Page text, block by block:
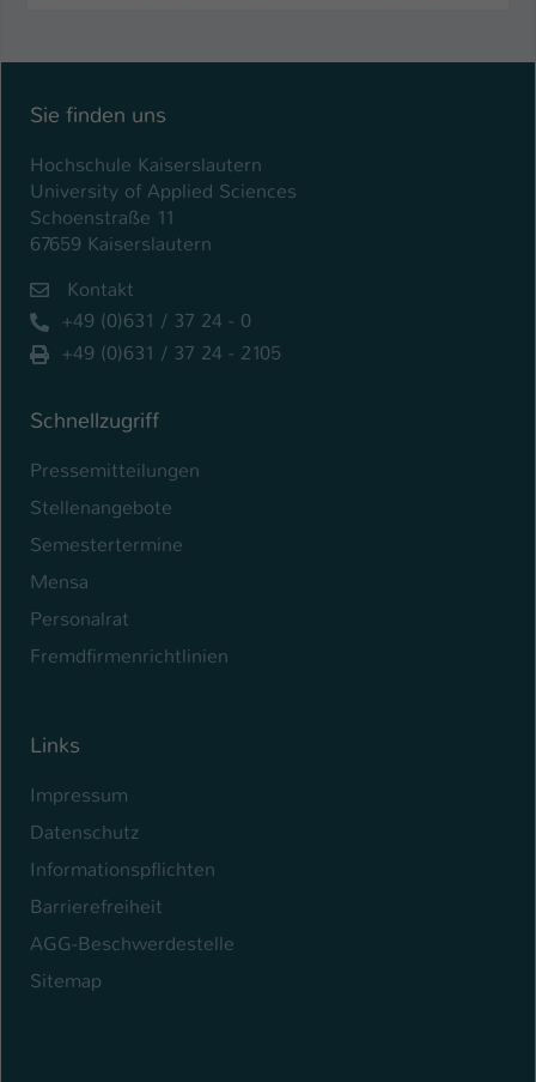
Sie finden uns
Hochschule Kaiserslautern
University of Applied Sciences
Schoenstraße 11
67659 Kaiserslautern
Kontakt
+49 (0)631 / 37 24 - 0
+49 (0)631 / 37 24 - 2105
Schnellzugriff
Pressemitteilungen
Stellenangebote
Semestertermine
Mensa
Personalrat
Fremdfirmenrichtlinien
Links
Impressum
Datenschutz
Informationspflichten
Barrierefreiheit
AGG-Beschwerdestelle
Sitemap